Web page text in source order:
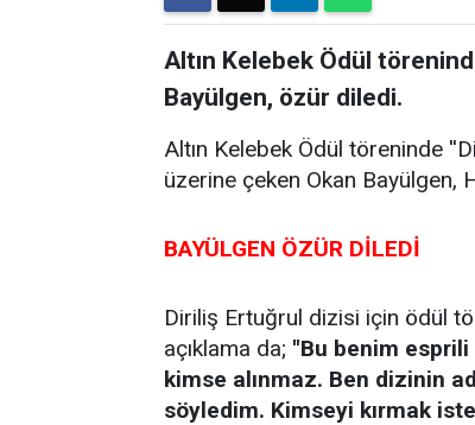
Altın Kelebek Ödül
Bayülgen, özür diledi.
Altın Kelebek Ödül töreninde
üzerine çeken Okan Bayülgen,
BAYÜLGEN ÖZÜR DİLEDİ
Diriliş Ertuğrul dizisi için ödül
açıklama da; ''Bu benim
kimse alınmaz. Ben dizinin
söyledim. Kimseyi kırmak